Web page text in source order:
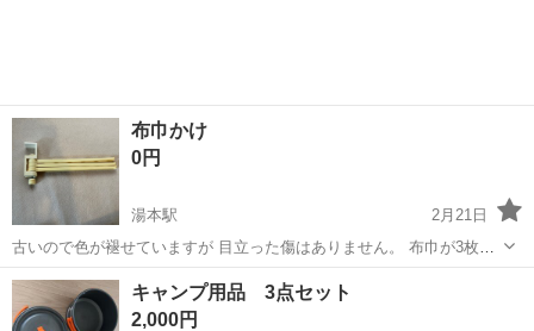
布巾かけ
0円
湯本駅
2月21日
古いので色が褪せていますが 目立った傷はありません。 布巾が3枚干
せます 棚の扉を開けたところに挟み込むものです。 約2.6センチまで
ネジを締めて挟み込みます
福島 いわき市 湯本駅 調理器具 ネジ
キャンプ用品 3点セット
2,000円